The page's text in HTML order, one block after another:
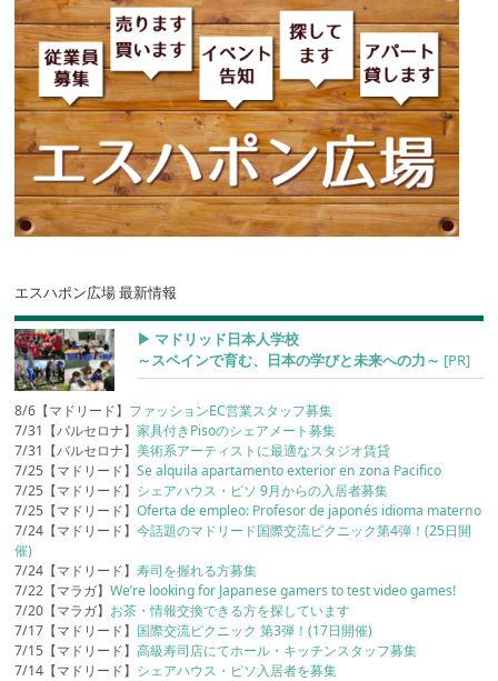
エスハポン広場 最新情報
▶︎ マドリッド日本人学校
～スペインで育む、日本の学びと未来への力～ [PR]
8/6【マドリード】 ファッションEC営業スタッフ募集
7/31【バルセロナ】家具付きPisoのシェアメート募集
7/31【バルセロナ】美術系アーティストに最適なスタジオ賃貸
7/25【マドリード】Se alquila apartamento exterior en zona Pacifico
7/25【マドリード】 シェアハウス・ピソ 9月からの入居者募集
7/25【マドリード】Oferta de empleo: Profesor de japonés idioma materno
7/24【マドリード】今話題のマドリード国際交流ピクニック第4弾！(25日開
催)
7/24【マドリード】寿司を握れる方募集
7/22【マラガ】We’re looking for Japanese gamers to test video games!
7/20【マラガ】 お茶・情報交換できる方を探しています
7/17【マドリード】 国際交流ピクニック 第3弾！(17日開催)
7/15【マドリード】高級寿司店にてホール・キッチンスタッフ募集
7/14【マドリード】 シェアハウス・ピソ入居者を募集